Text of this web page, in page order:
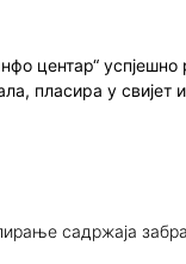
центар“ успјешно
пласира у
садржаја